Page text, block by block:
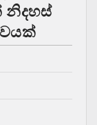
නිදහස්